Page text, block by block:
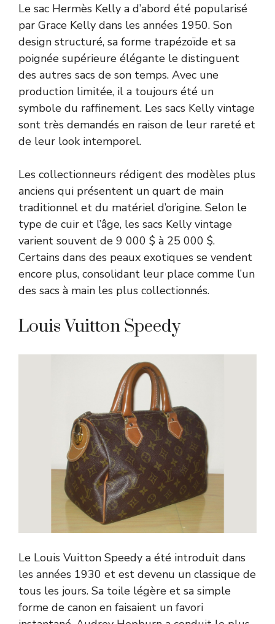
Le sac Hermès Kelly a d’abord été popularisé
par Grace Kelly dans les années 1950. Son
design structuré, sa forme trapézoïde et sa
poignée supérieure élégante le distinguent
des autres sacs de son temps. Avec une
production limitée, il a toujours été un
symbole du raffinement. Les sacs Kelly vintage
sont très demandés en raison de leur rareté et
de leur look intemporel.
Les collectionneurs rédigent des modèles plus
anciens qui présentent un quart de main
traditionnel et du matériel d’origine. Selon le
type de cuir et l’âge, les sacs Kelly vintage
varient souvent de 9 000 $ à 25 000 $.
Certains dans des peaux exotiques se vendent
encore plus, consolidant leur place comme l’un
des sacs à main les plus collectionnés.
Louis Vuitton Speedy
Le Louis Vuitton Speedy a été introduit dans
les années 1930 et est devenu un classique de
tous les jours. Sa toile légère et sa simple
forme de canon en faisaient un favori